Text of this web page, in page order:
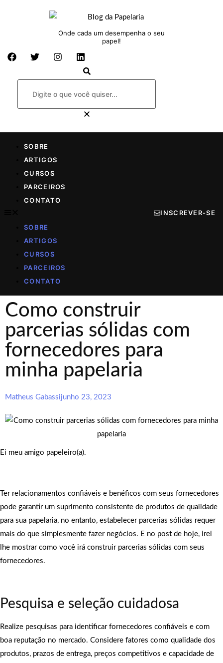
Onde cada um desempenha o seu
papel!
SOBRE
ARTIGOS
CURSOS
PARCEIROS
CONTATO
SOBRE
ARTIGOS
CURSOS
PARCEIROS
CONTATO
INSCREVER-SE
Como construir
parcerias sólidas com
fornecedores para
minha papelaria
Matheus Gabassijunho 23, 2023
Ei meu amigo papeleiro(a).
Ter relacionamentos confiáveis e benéficos com seus fornecedores
pode garantir um suprimento consistente de produtos de qualidade
para sua papelaria, no entanto, estabelecer parcerias sólidas requer
mais do que simplesmente fazer negócios. E no post de hoje, irei
lhe mostrar como você irá construir parcerias sólidas com seus
fornecedores.
Pesquisa e seleção cuidadosa
Realize pesquisas para identificar fornecedores confiáveis e com
boa reputação no mercado. Considere fatores como qualidade dos
produtos, prazos de entrega, preços competitivos e capacidade de